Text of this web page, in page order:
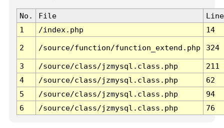
No. File
Line
1
/index.php 14
2 /source/function/function_extend.php 324
3 /source/class/jzmysql.class.php
211
4
/source/class/jzmysql.class.php
62
5
/source/class/jzmysql.class.php
94
6
/source/class/jzmysql.class.php 76